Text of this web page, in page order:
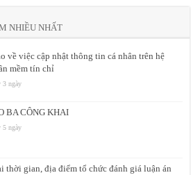
NHIỀU NHẤT
về việc cập nhật thông tin cá nhân trên hệ
mềm tín chỉ
3 ngày
BA CÔNG KHAI
5 ngày
thời gian, địa điểm tổ chức đánh giá luận án